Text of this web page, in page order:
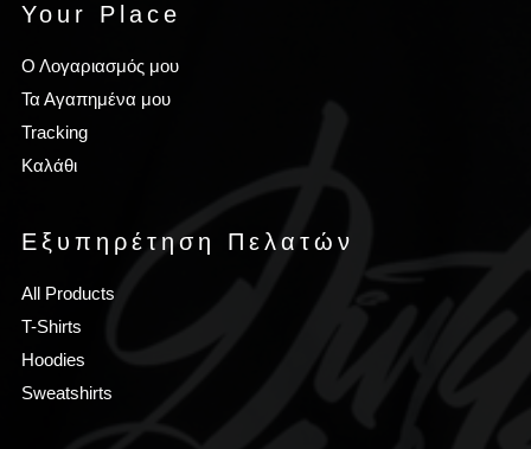
Your Place
Ο Λογαριασμός μου
Τα Αγαπημένα μου
Tracking
Καλάθι
Εξυπηρέτηση Πελατών
All Products
T-Shirts
Hoodies
Sweatshirts